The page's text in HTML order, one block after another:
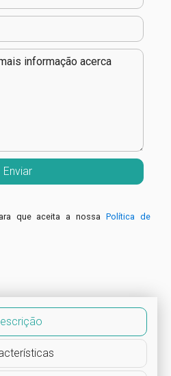
que aceita a nossaPolítica de